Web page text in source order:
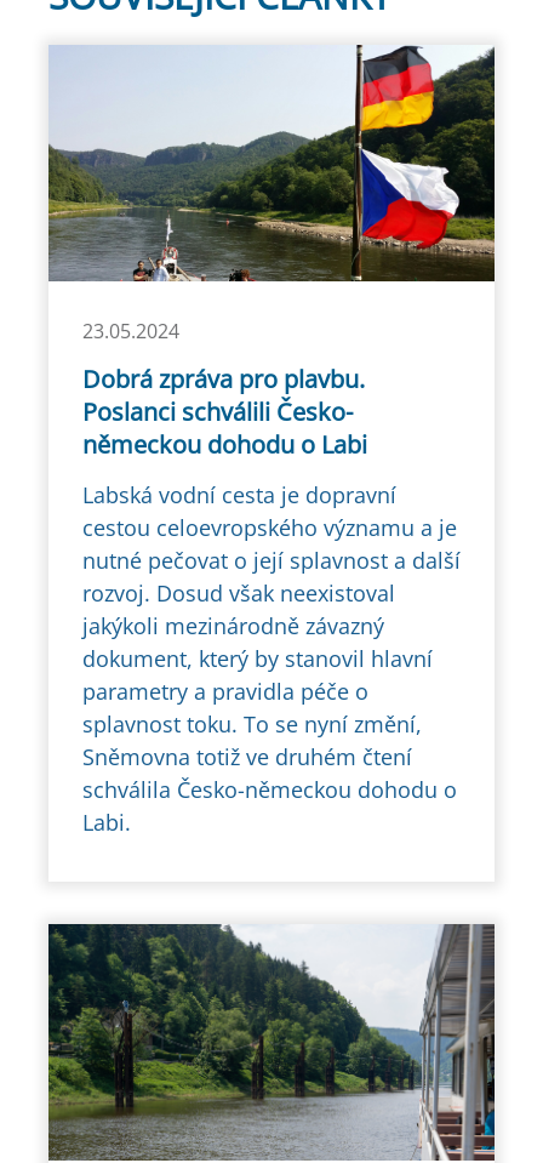
23.05.2024
Dobrá zpráva pro plavbu.
Poslanci schválili Česko-
německou dohodu o Labi
Labská vodní cesta je dopravní
cestou celoevropského významu a je
nutné pečovat o její splavnost a další
rozvoj. Dosud však neexistoval
jakýkoli mezinárodně závazný
dokument, který by stanovil hlavní
parametry a pravidla péče o
splavnost toku. To se nyní změní,
Sněmovna totiž ve druhém čtení
schválila Česko-německou dohodu o
Labi.